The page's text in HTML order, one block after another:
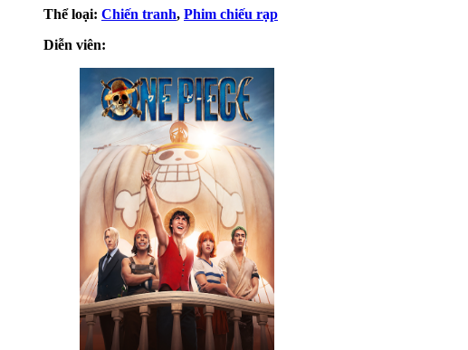
Thể loại: Chiến tranh, Phim chiếu rạp
Diễn viên: